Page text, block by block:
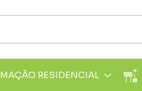
RESIDENCIAL